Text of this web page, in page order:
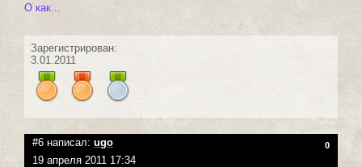
О как...
Зарегистрирован:
3.01.2011
#6 написал: ugo 0
19 апреля 2011 17:34